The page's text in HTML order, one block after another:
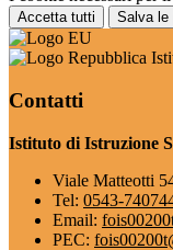
Accetta tutti Salva le
Contatti
Istituto di Istruzione
Viale Matteotti
Tel: 0543-
Email:
PEC: